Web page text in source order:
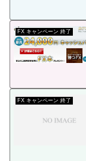
FX キャンペーン 終了
FX キャンペーン 終了